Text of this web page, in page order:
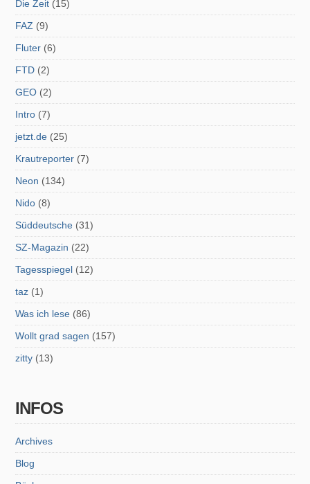
Die Zeit (15)
FAZ (9)
Fluter (6)
FTD (2)
GEO (2)
Intro (7)
jetzt.de (25)
Krautreporter (7)
Neon (134)
Nido (8)
Süddeutsche (31)
SZ-Magazin (22)
Tagesspiegel (12)
taz (1)
Was ich lese (86)
Wollt grad sagen (157)
zitty (13)
INFOS
Archives
Blog